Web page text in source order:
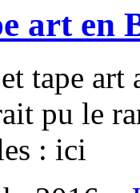
art en
tape art
pu le
: ici